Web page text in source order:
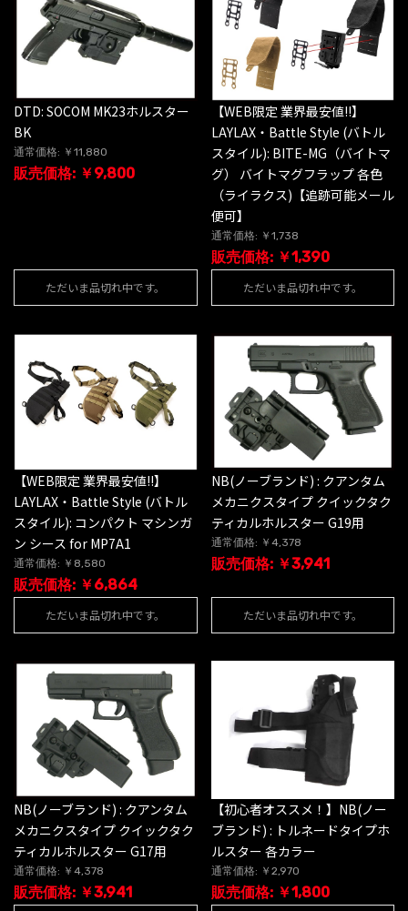
DTD: SOCOM MK23ホルスター
BK
通常価格: ￥11,880
販売価格: ￥9,800
ただいま品切れ中です。
【WEB限定 業界最安値!!】
LAYLAX・Battle Style (バトル
スタイル): BITE-MG（バイトマ
グ） バイトマグフラップ 各色
（ライラクス)【追跡可能メール
便可】
通常価格: ￥1,738
販売価格: ￥1,390
ただいま品切れ中です。
【WEB限定 業界最安値!!】
LAYLAX・Battle Style (バトル
スタイル): コンパクト マシンガ
ン シース for MP7A1
通常価格: ￥8,580
販売価格: ￥6,864
ただいま品切れ中です。
NB(ノーブランド) : クアンタム
メカニクスタイプ クイックタク
ティカルホルスター G19用
通常価格: ￥4,378
販売価格: ￥3,941
ただいま品切れ中です。
NB(ノーブランド) : クアンタム
メカニクスタイプ クイックタク
ティカルホルスター G17用
通常価格: ￥4,378
販売価格: ￥3,941
【初心者オススメ！】NB(ノー
ブランド) : トルネードタイプホ
ルスター 各カラー
通常価格: ￥2,970
販売価格: ￥1,800